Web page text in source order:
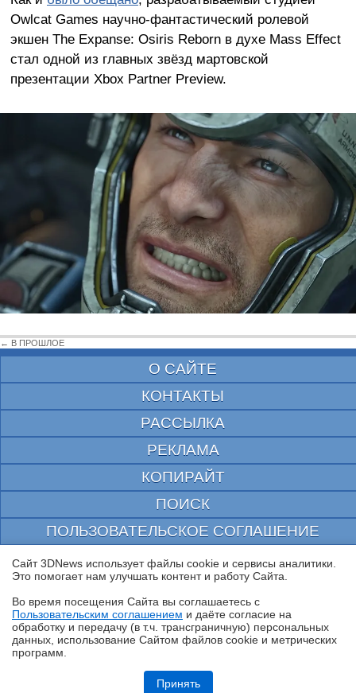
Обзор блока питания Chieftec Stealth (SPX-1000-FC)
Owlcat Games научно-фантастический ролевой
экшен The Expanse: Osiris Reborn в духе Mass Effect
стал одной из главных звёзд мартовской
презентации Xbox Partner Preview.
← В ПРОШЛОЕ
О САЙТЕ
КОНТАКТЫ
РАССЫЛКА
РЕКЛАМА
КОПИРАЙТ
ПОИСК
ПОЛЬЗОВАТЕЛЬСКОЕ СОГЛАШЕНИЕ
ЗАЩИЩЕНО CURATOR
© 1997—2026 Электронное периодическое издание "3ДНьюс" | Свидетельство о
выдано Федеральной Службой по надзору за соблюдением законодательства в сфере
массовых коммуникаций и охране культурного наследия
При цитировании документа ссылка на сайт с указанием автора обязательна. Полное
заимствование документа является нарушением
российского и международного законодательства и возможно только с согласия
Сайт 3DNews использует файлы cookie и сервисы аналитики.
Это помогает нам улучшать контент и работу Cайта.
Во время посещения Cайта вы соглашаетесь с
Пользовательским соглашением и даёте согласие на
обработку и передачу (в т.ч. трансграничную) персональных
данных, использование Cайтом файлов cookie и метрических
программ.
Принять